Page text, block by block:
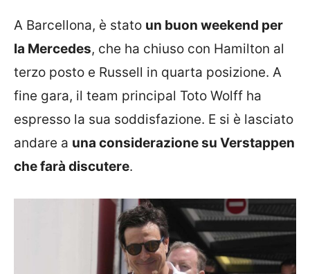
A Barcellona, è stato un buon weekend per
la Mercedes, che ha chiuso con Hamilton al
terzo posto e Russell in quarta posizione. A
fine gara, il team principal Toto Wolff ha
espresso la sua soddisfazione. E si è lasciato
andare a una considerazione su Verstappen
che farà discutere.